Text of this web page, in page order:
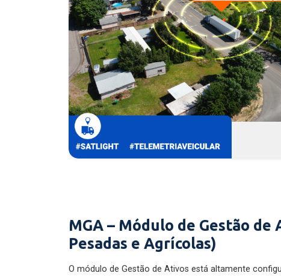
MGA – Módulo de Gestão de
Pesadas e Agrícolas)
O módulo de Gestão de Ativos está altamente